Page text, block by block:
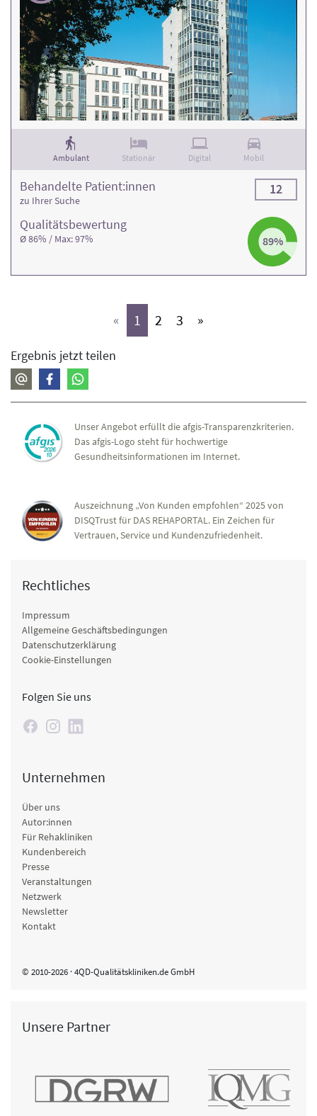
Ambulant Stationär Digital Mobil
Qualitäts­bewertung
Ø 86% / Max: 97% 89%
Behandelte Patient:innen
zu Ihrer Suche
12
« 1 (aktiv)
2 (aktiv)
3 (aktiv)
»
Ergebnis jetzt teilen
Unser Angebot erfüllt die afgis-Transparenzkriterien.
Das afgis-Logo steht für hochwertige
Gesundheitsinformationen im Internet.
Auszeichnung „Von Kunden empfohlen“ 2025 von
DISQTrust für DAS REHAPORTAL. Ein Zeichen für
Vertrauen, Service und Kundenzufriedenheit.
Rechtliches
Impressum
Allgemeine Geschäftsbedingungen
Datenschutzerklärung
Cookie-Einstellungen
Folgen Sie uns
Unternehmen
Über uns
Autor:innen
Für Rehakliniken
Kundenbereich
Presse
Veranstaltungen
Netzwerk
Newsletter
Kontakt
© 2010-2026 · 4QD-Qualitätskliniken.de GmbH
Unsere Partner